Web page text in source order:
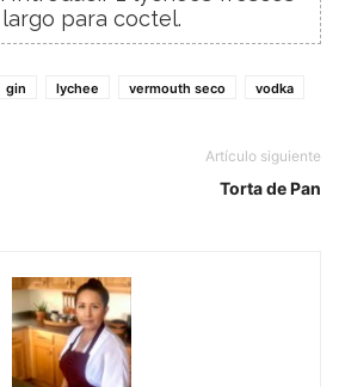
para coctel.
gin lychee vermouth seco vodka
Artículo siguiente
Torta de Pan